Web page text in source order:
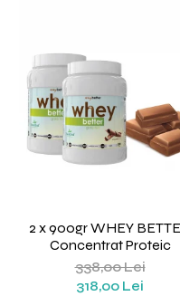
2 x 900gr WHEY
Concentrat Proteic
338,00 Lei
318,00 Lei